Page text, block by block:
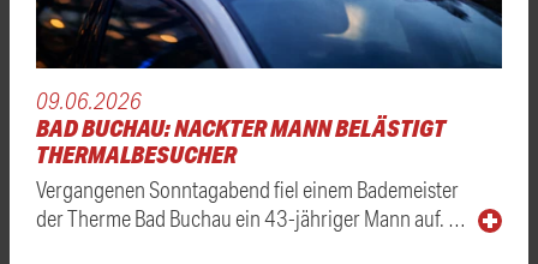
09.06.2026
BAD BUCHAU: NACKTER MANN BELÄSTIGT
THERMALBESUCHER
Vergangenen Sonntagabend fiel einem Bademeister
der Therme Bad Buchau ein 43-jähriger Mann auf. …